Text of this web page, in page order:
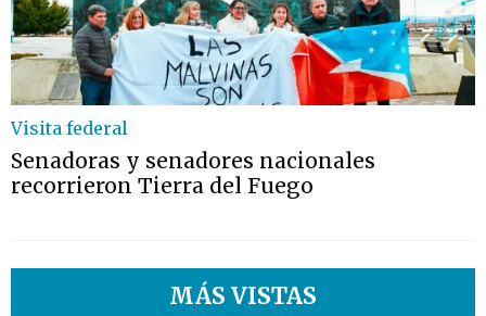
Visita federal
Senadoras y senadores nacionales
recorrieron Tierra del Fuego
MÁS VISTAS